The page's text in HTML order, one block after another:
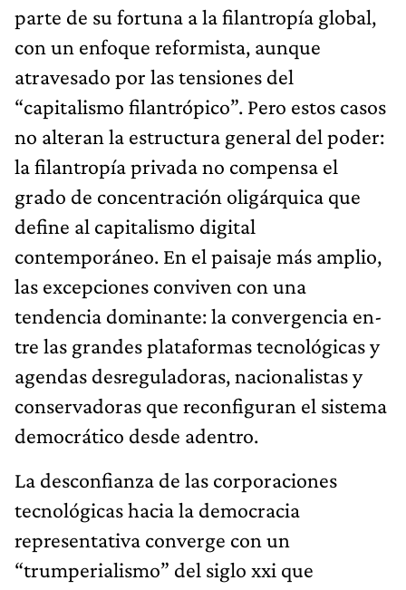
parte de su fortuna a la filantropía global,
con un enfoque refor­mista, aunque
atravesado por las tensiones del
“capitalismo filantrópico”. Pero estos casos
no alteran la estructura gene­ral del poder:
la filantropía privada no compensa el
grado de concentración oligárquica que
define al capitalismo digital
contemporáneo. En el paisaje más amplio,
las excepciones conviven con una
tendencia dominante: la convergencia en­
tre las grandes plataformas tecnológicas y
agendas desregu­ladoras, nacionalistas y
conservadoras que reconfiguran el sistema
democrático desde adentro.
La desconfianza de las corporaciones
tecnológicas hacia la democracia
representativa converge con un
“trumperialis­mo” del siglo xxi que